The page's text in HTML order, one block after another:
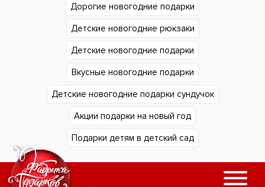
Дорогие новогодние подарки
Детские новогодние рюкзаки
Детские новогодние подарки
Вкусные новогодние подарки
Детские новогодние подарки сундучок
Акции подарки на новый год
Подарки детям в детский сад